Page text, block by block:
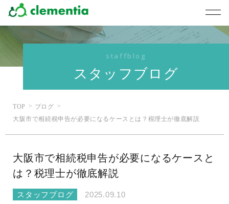
staffblog
スタッフブログ
TOP
ブログ
大阪市で相続税申告が必要になるケースとは？税理士が徹底解説
大阪市で相続税申告が必要になるケースと
は？税理士が徹底解説
スタッフブログ 2025.09.10